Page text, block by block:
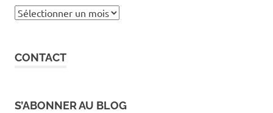
Archives
CONTACT
S’ABONNER AU BLOG